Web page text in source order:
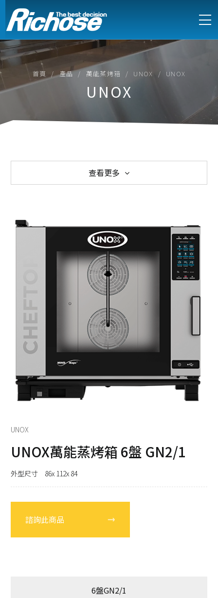
首頁 產品 萬能蒸烤箱 UNOX UNOX
UNOX
查看更多
UNOX
RATIONAL
LAINOX
電烤箱
發酵箱
電熱熱風爐
微波爐
果汁機/食物調理機
汽泡水機
低溫烹調機
切菜機
真空包裝機
全自動咖啡機
半自動咖啡機
磨豆機
UNOX
UNOX萬能蒸烤箱 6盤 GN2/1
外型尺寸 86x 112x 84
諮詢此商品
6盤GN2/1